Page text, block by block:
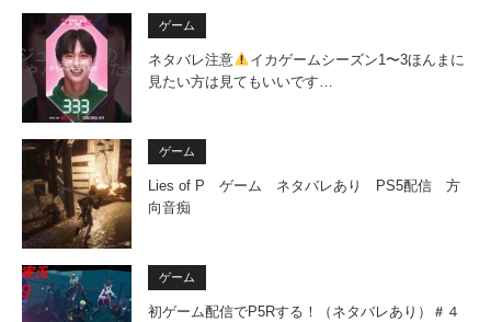
ゲーム
ネタバレ注意
イカゲームシーズン1〜3ほんまに
見たい方は見てもいいです…
ゲーム
Lies of P ゲーム ネタバレあり PS5配信 方
向音痴
ゲーム
初ゲーム配信でP5Rする！（ネタバレあり）＃４